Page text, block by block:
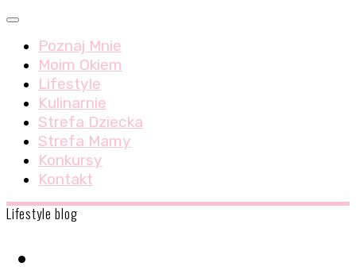
Skip
content
Menu
Poznaj Mnie
Moim Okiem
Lifestyle
Kulinarnie
Strefa Dziecka
Strefa Mamy
Konkursy
Kontakt
Lifestyle blog